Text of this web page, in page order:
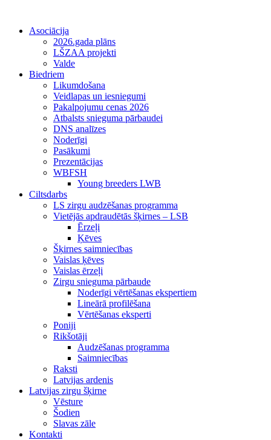
Asociācija
2026.gada plāns
LŠZAA projekti
Valde
Biedriem
Likumdošana
Veidlapas un iesniegumi
Pakalpojumu cenas 2026
Atbalsts snieguma pārbaudei
DNS analīzes
Noderīgi
Pasākumi
Prezentācijas
WBFSH
Young breeders LWB
Ciltsdarbs
LS zirgu audzēšanas programma
Vietējās apdraudētās šķirnes – LSB
Ērzeļi
Ķēves
Šķirnes saimniecības
Vaislas ķēves
Vaislas ērzeļi
Zirgu snieguma pārbaude
Noderīgi vērtēšanas ekspertiem
Lineārā profilēšana
Vērtēšanas eksperti
Poniji
Rikšotāji
Audzēšanas programma
Saimniecības
Raksti
Latvijas ardenis
Latvijas zirgu šķirne
Vēsture
Šodien
Slavas zāle
Kontakti